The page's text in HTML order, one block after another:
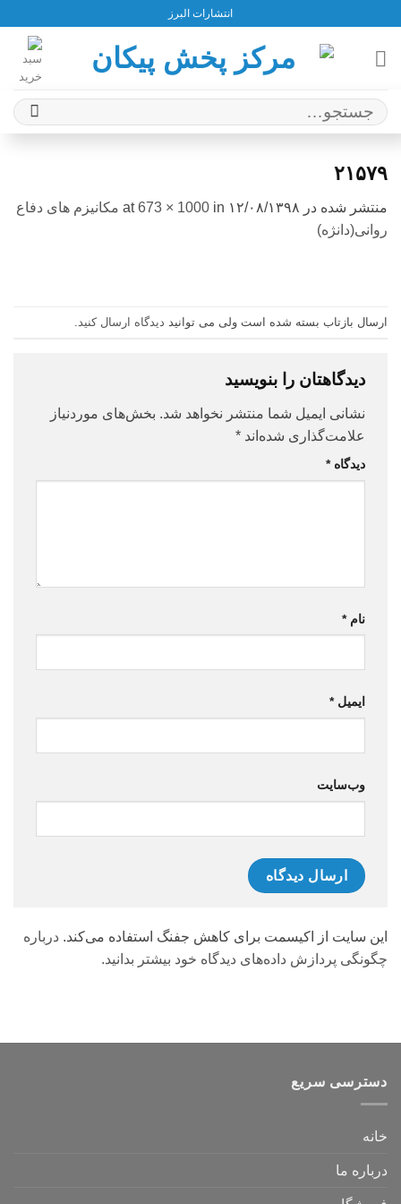
content
انتشارات البرز
جستجو
برای:
۲۱۵۷۹
منتشر شده در ۱۲/۰۸/۱۳۹۸ 673 × 1000 in
مکانیزم های دفاع
روانی(دانژه)
ارسال بازتاب بسته شده است ولی می توانید دیدگاه ارسال کنید
دیدگاهتان را بنویسید
نشانی ایمیل شما منتشر نخواهد شد. بخش‌های موردنیاز
علامت‌گذاری شده‌اند *
دیدگاه*
نام*
ایمیل*
وب‌سایت
این سایت از اکیسمت برای کاهش جفنگ استفاده می‌کند. درباره
چگونگی پردازش داده‌های دیدگاه خود بیشتر بدانید.
دسترسی سریع
خانه
درباره ما